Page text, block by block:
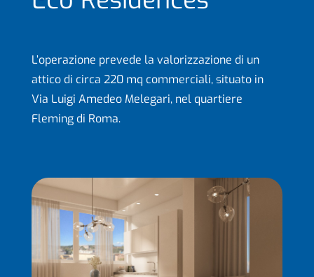
L’operazione prevede la valorizzazione di un
attico di circa 220 mq commerciali, situato in
Via Luigi Amedeo Melegari, nel quartiere
Fleming di Roma.